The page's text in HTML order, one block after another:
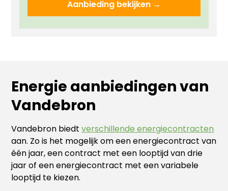
Aanbieding bekijken →
Energie aanbiedingen van
Vandebron
Vandebron biedtverschillende energiecontracten
aan. Zo is het mogelijk om een energiecontract van
één jaar, een contract met een looptijd van drie
jaar of een energiecontract met een variabele
looptijd te kiezen.